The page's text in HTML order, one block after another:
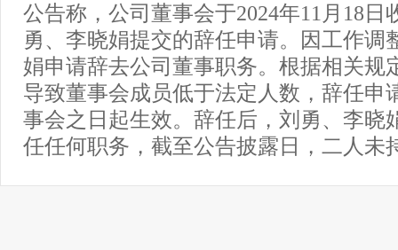
公告称，公司董事会于2024年11月18日
勇、李晓娟提交的辞任申请。因工作调
娟申请辞去公司董事职务。根据相关规
导致董事会成员低于法定人数，辞任申
事会之日起生效。辞任后，刘勇、李晓
任任何职务，截至公告披露日，二人未